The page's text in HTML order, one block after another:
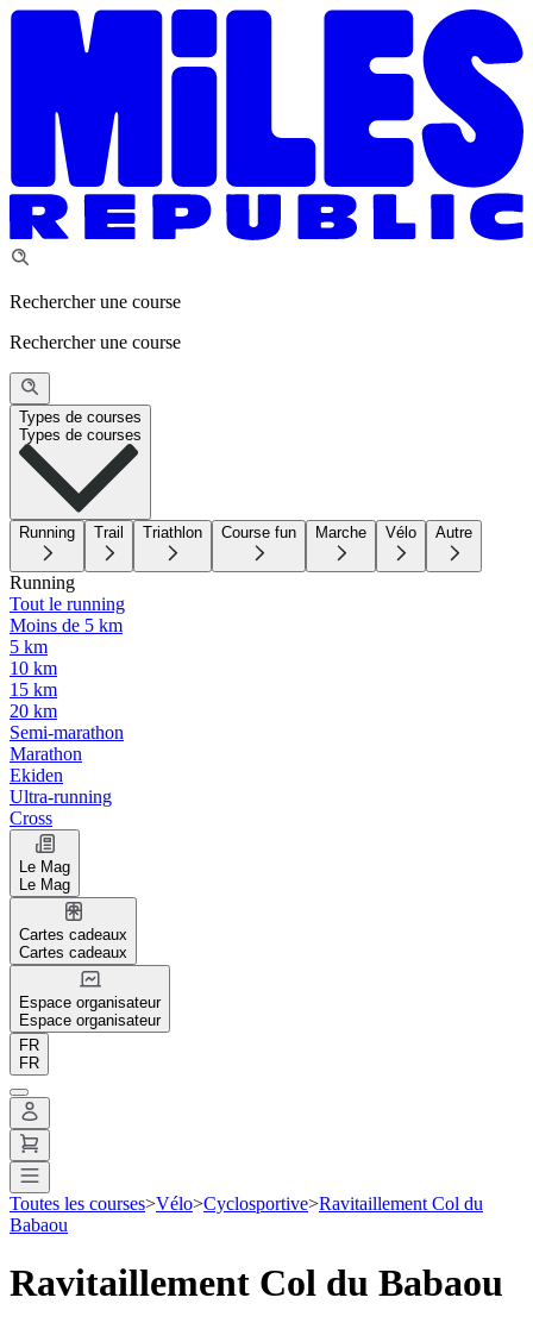
Rechercher une course
Rechercher une course
Types de courses
Types de courses
Running Trail Triathlon Course fun Marche Vélo Autre
Running
Tout le running
Moins de 5 km
5 km
10 km
15 km
20 km
Semi-marathon
Marathon
Ekiden
Ultra-running
Cross
Le Mag
Le Mag
Cartes cadeaux
Cartes cadeaux
Espace organisateur
Espace organisateur
FR
FR
Toutes les courses>Vélo>Cyclosportive>Ravitaillement Col du
Babaou
Ravitaillement Col du Babaou